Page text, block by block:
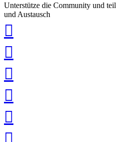
Unterstütze die Community und
und Austausch
teilen
teilen
teilen
teilen